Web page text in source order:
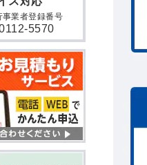
事業者登録番号
5570